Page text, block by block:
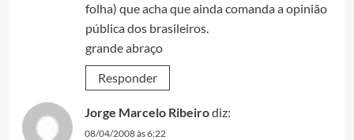
folha) que acha que ainda comanda a opinião
pública dos brasileiros.
grande abraço
Responder
Jorge Marcelo Ribeirodiz:
08/04/2008 às 6:22